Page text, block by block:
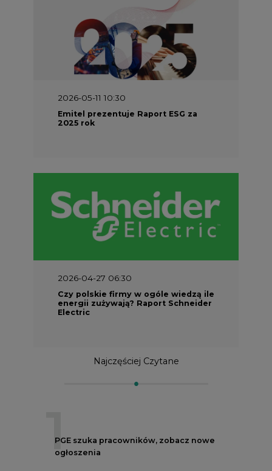
2026-05-11 10:30
Emitel prezentuje Raport ESG za
2025 rok
2026-04-27 06:30
Czy polskie firmy w ogóle wiedzą ile
energii zużywają? Raport Schneider
Electric
Najczęściej Czytane
1
PGE szuka pracowników, zobacz nowe
ogłoszenia